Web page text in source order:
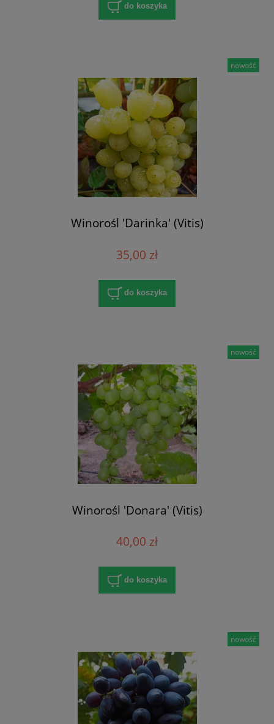
do koszyka
Winorośl 'Darinka' (Vitis)
35,00 zł
do koszyka
nowość
Winorośl 'Donara' (Vitis)
40,00 zł
do koszyka
nowość
nowość